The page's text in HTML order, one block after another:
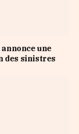
une
des sinistres